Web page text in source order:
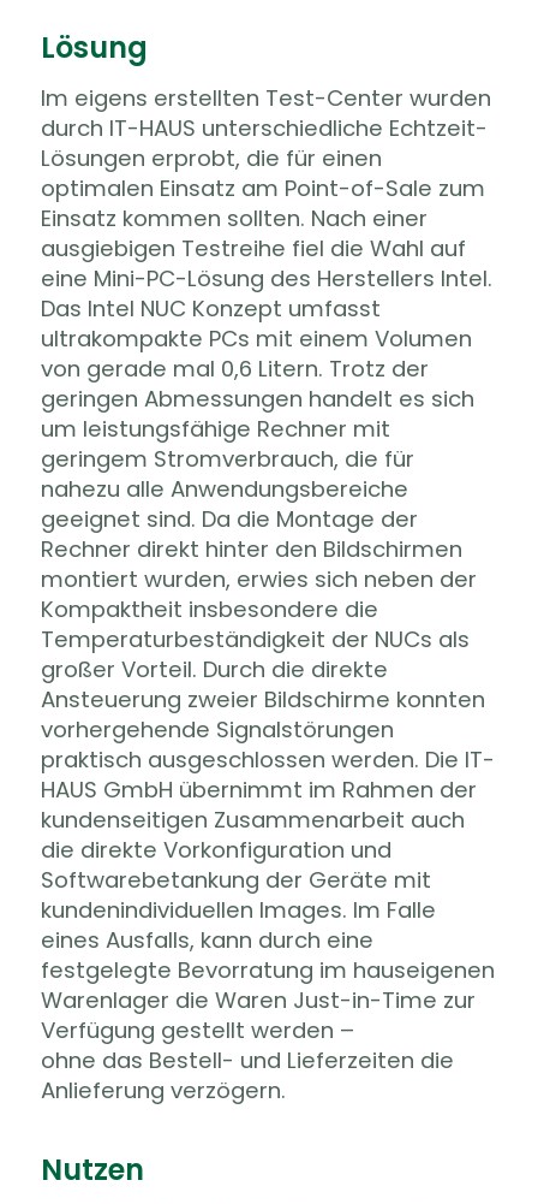
Lösung
Im eigens erstellten Test-Center wurden
durch IT-HAUS unterschiedliche Echtzeit-
Lösungen erprobt, die für einen
optimalen Einsatz am Point-of-Sale zum
Einsatz kommen sollten. Nach einer
ausgiebigen Testreihe fiel die Wahl auf
eine Mini-PC-Lösung des Herstellers Intel.
Das Intel NUC Konzept umfasst
ultrakompakte PCs mit einem Volumen
von gerade mal 0,6 Litern. Trotz der
geringen Abmessungen handelt es sich
um leistungsfähige Rechner mit
geringem Stromverbrauch, die für
nahezu alle Anwendungsbereiche
geeignet sind. Da die Montage der
Rechner direkt hinter den Bildschirmen
montiert wurden, erwies sich neben der
Kompaktheit insbesondere die
Temperaturbeständigkeit der NUCs als
großer Vorteil. Durch die direkte
Ansteuerung zweier Bildschirme konnten
vorhergehende Signalstörungen
praktisch ausgeschlossen werden. Die IT-
HAUS GmbH übernimmt im Rahmen der
kundenseitigen Zusammenarbeit auch
die direkte Vorkonfiguration und
Softwarebetankung der Geräte mit
kundenindividuellen Images. Im Falle
eines Ausfalls, kann durch eine
festgelegte Bevorratung im hauseigenen
Warenlager die Waren Just-in-Time zur
Verfügung gestellt werden –
ohne das Bestell- und Lieferzeiten die
Anlieferung verzögern.
Nutzen